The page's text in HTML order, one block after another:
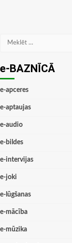
Meklēt:
e-BAZNĪCĀ
e-apceres
e-aptaujas
e-audio
e-bildes
e-intervijas
e-joki
e-lūgšanas
e-mācība
e-mūzika